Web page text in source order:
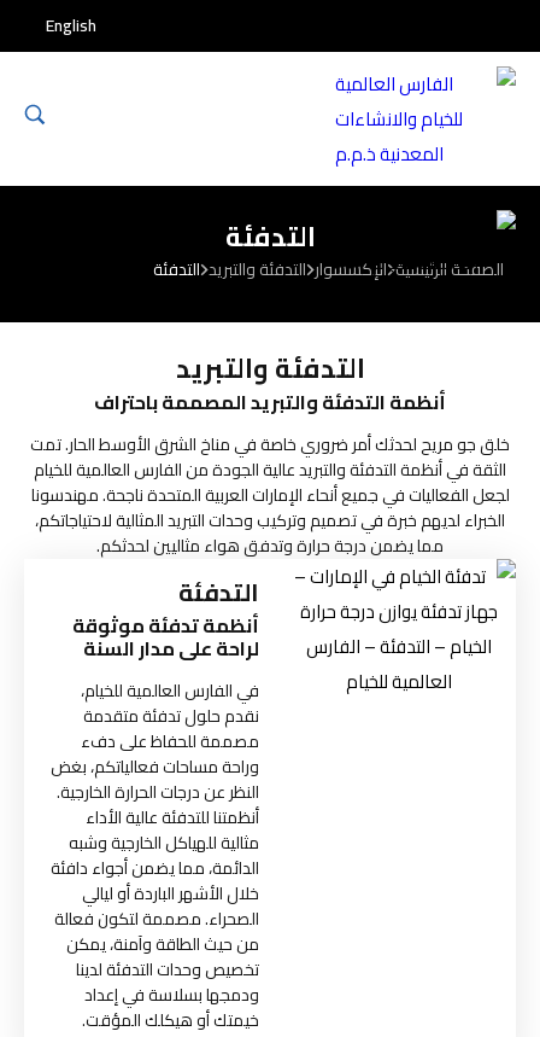
English
التدفئة
الصفحة الرئيسية الإكسسوار التدفئة والتبريد التدفئة
التدفئة والتبريد
أنظمة التدفئة والتبريد المصممة باحتراف
خلق جو مريح لحدثك أمر ضروري خاصة في مناخ الشرق الأوسط الحار. تمت
الثقة في أنظمة التدفئة والتبريد عالية الجودة من الفارس العالمية للخيام
لجعل الفعاليات في جميع أنحاء الإمارات العربية المتحدة ناجحة. مهندسونا
الخبراء لديهم خبرة في تصميم وتركيب وحدات التبريد المثالية لاحتياجاتكم،
مما يضمن درجة حرارة وتدفق هواء مثاليين لحدثكم.
التدفئة
أنظمة تدفئة موثوقة
لراحة على مدار السنة
في الفارس العالمية للخيام،
نقدم حلول تدفئة متقدمة
مصممة للحفاظ على دفء
وراحة مساحات فعالياتكم، بغض
النظر عن درجات الحرارة الخارجية.
أنظمتنا للتدفئة عالية الأداء
مثالية للهياكل الخارجية وشبه
الدائمة، مما يضمن أجواء دافئة
خلال الأشهر الباردة أو ليالي
الصحراء. مصممة لتكون فعالة
من حيث الطاقة وآمنة، يمكن
تخصيص وحدات التدفئة لدينا
ودمجها بسلاسة في إعداد
خيمتك أو هيكلك المؤقت.